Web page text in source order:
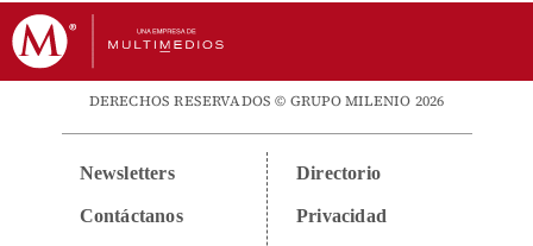
DERECHOS RESERVADOS © GRUPO MILENIO 2026
Newsletters
Contáctanos
Directorio
Privacidad